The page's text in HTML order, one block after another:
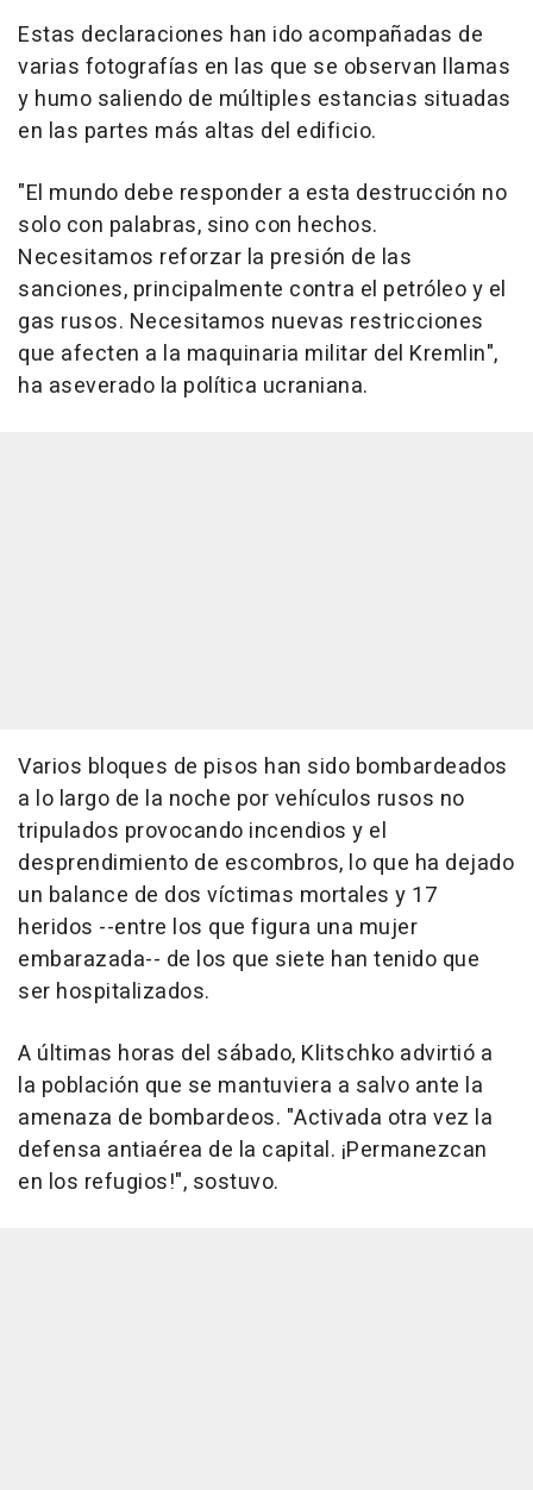
Estas declaraciones han ido acompañadas de
varias fotografías en las que se observan llamas
y humo saliendo de múltiples estancias situadas
en las partes más altas del edificio.
"El mundo debe responder a esta destrucción no
solo con palabras, sino con hechos.
Necesitamos reforzar la presión de las
sanciones, principalmente contra el petróleo y el
gas rusos. Necesitamos nuevas restricciones
que afecten a la maquinaria militar del Kremlin",
ha aseverado la política ucraniana.
Varios bloques de pisos han sido bombardeados
a lo largo de la noche por vehículos rusos no
tripulados provocando incendios y el
desprendimiento de escombros, lo que ha dejado
un balance de dos víctimas mortales y 17
heridos --entre los que figura una mujer
embarazada-- de los que siete han tenido que
ser hospitalizados.
A últimas horas del sábado, Klitschko advirtió a
la población que se mantuviera a salvo ante la
amenaza de bombardeos. "Activada otra vez la
defensa antiaérea de la capital. ¡Permanezcan
en los refugios!", sostuvo.